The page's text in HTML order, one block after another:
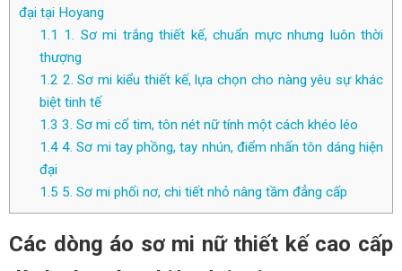
đại tại Hoyang
1.1 1. Sơ mi trắng thiết kế, chuẩn mực nhưng luôn thời
thượng
1.2 2. Sơ mi kiểu thiết kế, lựa chọn cho nàng yêu sự khác
biệt tinh tế
1.3 3. Sơ mi cổ tim, tôn nét nữ tính một cách khéo léo
1.44. Sơ mi tay phồng, tay nhún, điểm nhấn tôn dáng hiện
đại
1.5 5. Sơ mi phối nơ, chi tiết nhỏ nâng tầm đẳng cấp
Các dòng áo sơ mi nữ thiết kế cao cấp